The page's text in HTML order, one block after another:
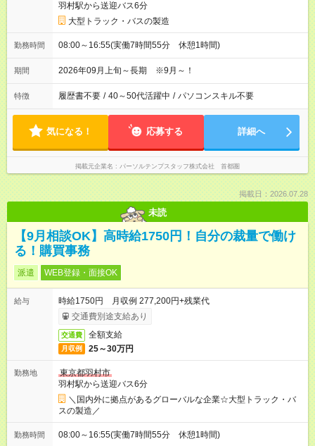
羽村駅から送迎バス6分
大型トラック・バスの製造
勤務時間 08:00～16:55(実働7時間55分 休憩1時間)
期間 2026年09月上旬～長期 ※9月～！
特徴 履歴書不要 / 40～50代活躍中 / パソコンスキル不要
気になる！ 応募する 詳細へ
掲載元企業名 パーソルテンプスタッフ株式会社 首都圏
掲載日：2026.07.28
未読
【9月相談OK】高時給1750円！自分の裁量で働け
る！購買事務
派遣 WEB登録・面接OK
給与
時給1750円 月収例 277,200円+残業代
交通費別途支給あり
交通費 全額支給
月収例 25～30万円
勤務地
東京都羽村市
羽村駅から送迎バス6分
＼国内外に拠点があるグローバルな企業☆大型トラック・バ
スの製造／
勤務時間 08:00～16:55(実働7時間55分 休憩1時間)